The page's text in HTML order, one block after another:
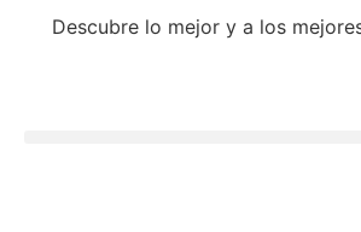
Descubre lo mejor y a los